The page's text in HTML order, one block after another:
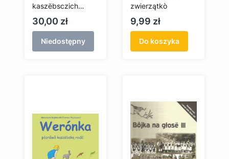
kaszëbsczich
brawãdów
Cena
30,00 zł
Niedostępny
zwierzątkò
Cena
9,99 zł
Do koszyka